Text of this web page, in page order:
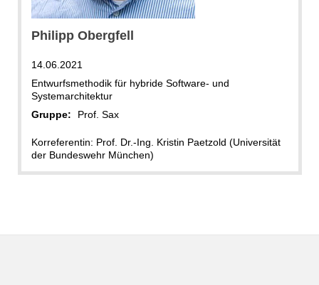
Philipp Obergfell
14.06.2021
Entwurfsmethodik für hybride Software- und
Systemarchitektur
Gruppe:
Prof. Sax
Korreferentin: Prof. Dr.-Ing. Kristin Paetzold (Universität
der Bundeswehr München)